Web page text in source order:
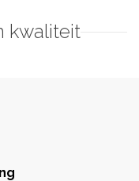
kwaliteit